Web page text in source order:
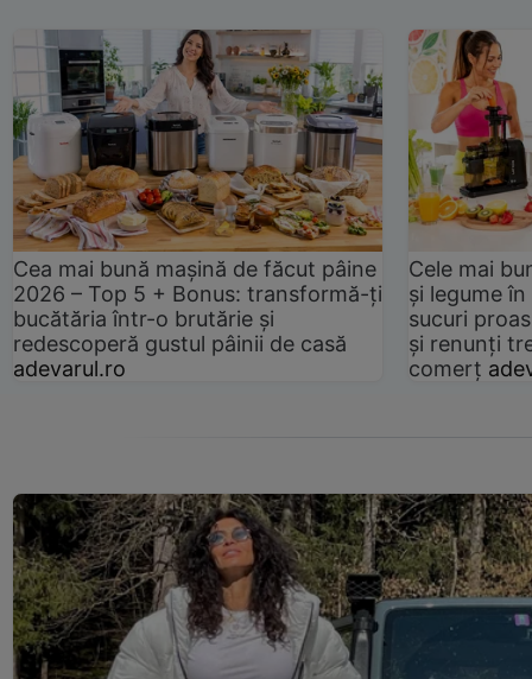
Cea mai bună mașină de făcut pâine
2026 – Top 5 + Bonus: transformă-ți
bucătăria într-o brutărie și
redescoperă gustul pâinii de casă
adevarul.ro
Cele mai
și legume
sucuri
și renunți
comerț